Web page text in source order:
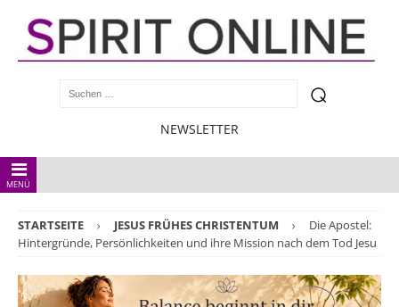
NEWSLETTER
MENÜ
STARTSEITE JESUS FRÜHES CHRISTENTUM
Die Apostel:
Hintergründe, Persönlichkeiten und ihre Mission nach dem Tod Jesu